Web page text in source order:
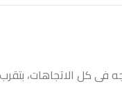
ناحيه مراية عاديه وناحيه مراية مكبره. استيراد تتميز بشكل